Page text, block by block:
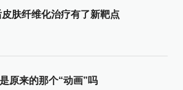
肤纤维化治疗有了新靶点
原来的那个“动画”吗